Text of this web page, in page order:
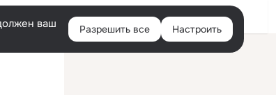
Войти
ваш
Разрешить все Настроить